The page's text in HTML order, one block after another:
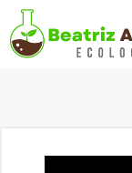
Saltar
al
contenido